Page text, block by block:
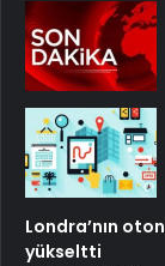
Londra’nın
yükseltti